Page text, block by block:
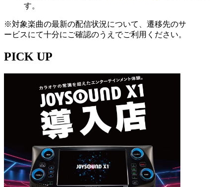
す。
※対象楽曲の最新の配信状況について、遷移先のサ
ービスにて十分にご確認のうえでご利用ください。
PICK UP